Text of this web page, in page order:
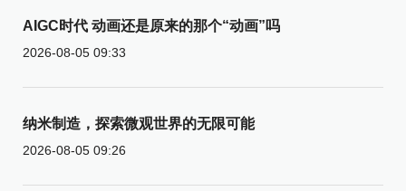
AIGC时代 动画还是原来的那个“动画”吗
2026-08-05 09:33
纳米制造，探索微观世界的无限可能
2026-08-05 09:26